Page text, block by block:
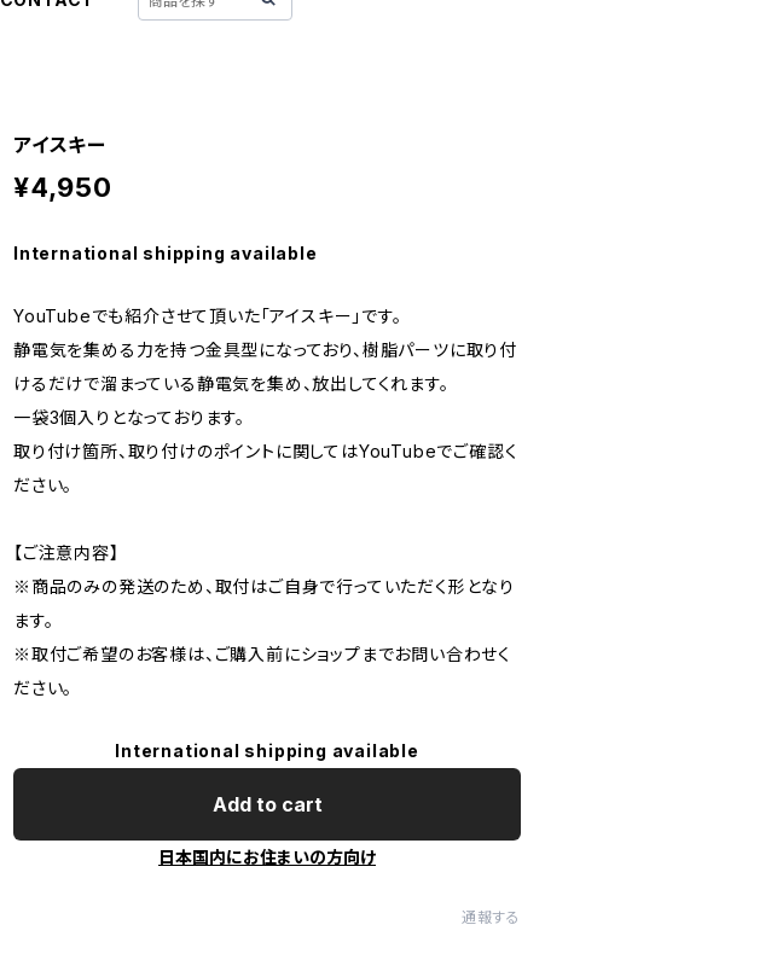
アイスキー
¥4,950
International shipping available
YouTubeでも紹介させて頂いた「アイスキー」です。
静電気を集める力を持つ金具型になっており、樹脂パーツに取り付
けるだけで溜まっている静電気を集め、放出してくれます。
一袋3個入りとなっております。
取り付け箇所、取り付けのポイントに関してはYouTubeでご確認く
ださい。
【ご注意内容】
※商品のみの発送のため、取付はご自身で行っていただく形となり
ます。
※取付ご希望のお客様は、ご購入前にショップまでお問い合わせく
ださい。
International shipping available
Add to cart
日本国内にお住まいの方向け
通報する